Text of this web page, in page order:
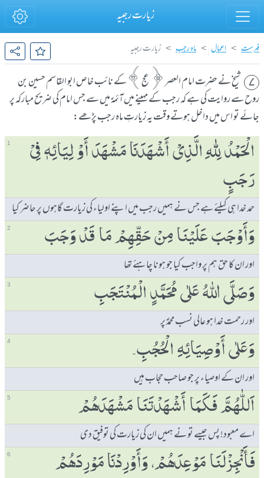
زیارت رجبیہ
فہرست اعمال ماہ رجب زیارت رجبیہ
۷ شیخ نے حضرت امام العصر ﴿عج﴾کے نائب خاص ابو القاسم حسین بن
روح سے روایت کی ہے کہ رجب کے مہینے میں آئمہؑ میں سے جس امام کی ضریح مبارکہ پر
جائے تو اس میں داخل ہوتے وقت یہ زیارتِ ماہ رجب پڑھے:
الْحَمْدُ لِلّٰہِ الَّذِیْ ٲَشْھَدَنَا مَشْھَدَ ٲَوْ لِیَائِہٖ فِیْ
رَجَبٍ
1
حمد خدا ہی کیلئے ہے جس نے ہمیں رجب میں اپنے اولیاء کی زیارت گاہوں پر حاضر کیا
وَٲَوْجَبَ عَلَیْنَا مِنْ حَقِّھِمْ مَا قَدْ وَجَبَ 2
اور ان کا حق ہم پر واجب کیا جو ہونا چاہئے تھا
وَصَلَّی ﷲُ عَلٰی مُحَمَّدٍ الْمُنْتَجَبِ 3
اور رحمت خدا ہو عالی نسب محمدؐ پر
وَعَلٰی ٲَوْصِیَائِہِ الْحُجُبِ۔ 4
اور ان کے اوصیاء پر جو صاحب حجاب ہیں
اَللّٰھُمَّ فَكَمَا ٲَشْھَدْتَنَا مَشْھَدَھُمْ 5
اے معبود! پس جیسے تو نے ہمیں ان کی زیارت کی توفیق دی
فَٲَنْجِزْلَنَا مَوْعِدَھُمْ، وَٲَوْرِدْنَا مَوْرِدَھُمْ 6